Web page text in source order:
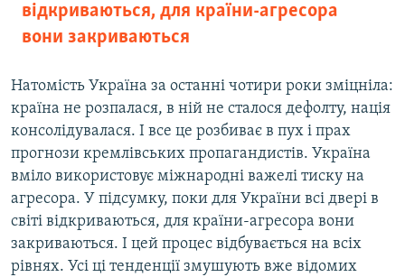
відкриваються, для країни-агресора
вони закриваються
Натомість Україна за останні чотири роки зміцніла:
країна не розпалася, в ній не сталося дефолту, нація
консолідувалася. І все це розбиває в пух і прах
прогнози кремлівських пропагандистів. Україна
вміло використовує міжнародні важелі тиску на
агресора. У підсумку, поки для України всі двері в
світі відкриваються, для країни-агресора вони
закриваються. І цей процес відбувається на всіх
рівнях. Усі ці тенденції змушують вже відомих